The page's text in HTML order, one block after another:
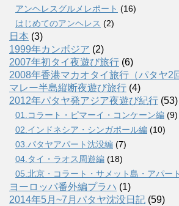
アンヘレスグルメレポート (16)
はじめてのアンヘレス (2)
日本 (3)
1999年カンボジア (2)
2007年初タイ夜遊び旅行 (6)
2008年香港マカオタイ旅行（パタヤ2
マレー半島縦断夜遊び旅行 (4)
2012年パタヤ発アジア夜遊び紀行 (53)
01.コラート・ピマーイ・コンケーン編 (9)
02.インドネシア・シンガポール編 (10)
03.パタヤアパート沈没編 (7)
04.タイ・ラオス周遊編 (18)
05.北京・コラート・サメット島・アパー
ヨーロッパ番外編プラハ (1)
2014年5月~7月パタヤ沈没日記 (59)